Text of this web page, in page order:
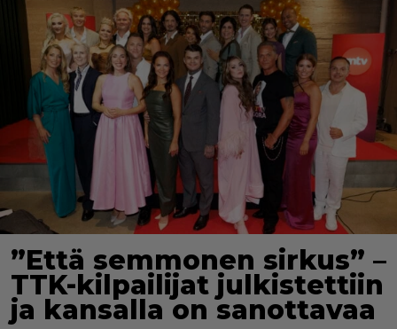
”Että semmonen sirkus” –
TTK-kilpailijat julkistettiin
ja kansalla on sanottavaa